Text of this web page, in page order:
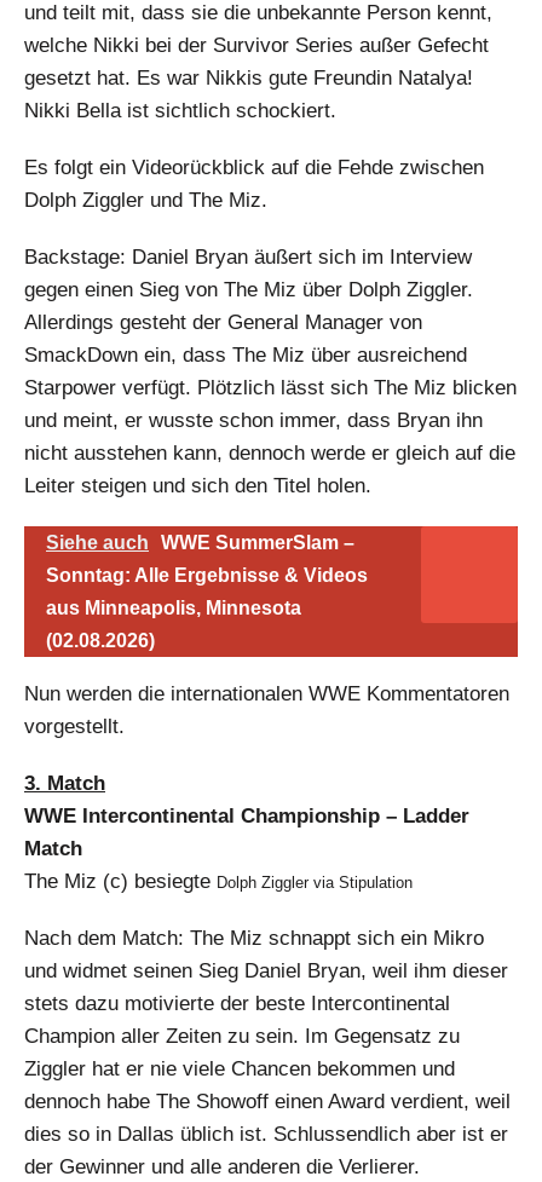
und teilt mit, dass sie die unbekannte Person kennt,
welche Nikki bei der Survivor Series außer Gefecht
gesetzt hat. Es war Nikkis gute Freundin Natalya!
Nikki Bella ist sichtlich schockiert.
Es folgt ein Videorückblick auf die Fehde zwischen
Dolph Ziggler und The Miz.
Backstage: Daniel Bryan äußert sich im Interview
gegen einen Sieg von The Miz über Dolph Ziggler.
Allerdings gesteht der General Manager von
SmackDown ein, dass The Miz über ausreichend
Starpower verfügt. Plötzlich lässt sich The Miz blicken
und meint, er wusste schon immer, dass Bryan ihn
nicht ausstehen kann, dennoch werde er gleich auf die
Leiter steigen und sich den Titel holen.
Siehe auch
WWE SummerSlam –
Sonntag: Alle Ergebnisse & Videos
aus Minneapolis, Minnesota
(02.08.2026)
Nun werden die internationalen WWE Kommentatoren
vorgestellt.
3. Match
WWE Intercontinental Championship – Ladder
Match
The Miz (c) besiegte Dolph Ziggler via Stipulation
Nach dem Match: The Miz schnappt sich ein Mikro
und widmet seinen Sieg Daniel Bryan, weil ihm dieser
stets dazu motivierte der beste Intercontinental
Champion aller Zeiten zu sein. Im Gegensatz zu
Ziggler hat er nie viele Chancen bekommen und
dennoch habe The Showoff einen Award verdient, weil
dies so in Dallas üblich ist. Schlussendlich aber ist er
der Gewinner und alle anderen die Verlierer.